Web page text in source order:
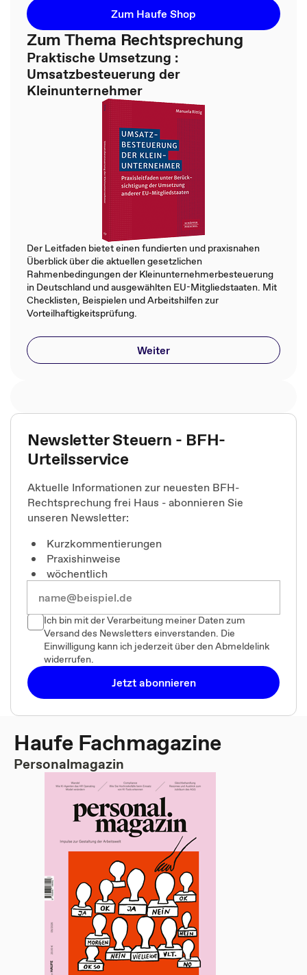
Zum Haufe Shop
Zum Thema Rechtsprechung
Praktische Umsetzung :
Umsatzbesteuerung der
Kleinunternehmer
Der Leitfaden bietet einen fundierten und praxisnahen
Überblick über die aktuellen gesetzlichen
Rahmenbedingungen der Kleinunternehmerbesteuerung
in Deutschland und ausgewählten EU-Mitgliedstaaten. Mit
Checklisten, Beispielen und Arbeitshilfen zur
Vorteilhaftigkeitsprüfung.
Weiter
Newsletter Steuern - BFH-
Urteilsservice
Aktuelle Informationen zur neuesten BFH-
Rechtsprechung frei Haus - abonnieren Sie
unseren Newsletter:
Kurzkommentierungen
Praxishinweise
wöchentlich
Ich bin mit der Verarbeitung meiner Daten zum
Versand des Newsletters einverstanden. Die
Einwilligung kann ich jederzeit über den Abmeldelink
widerrufen.
Jetzt abonnieren
Haufe Fachmagazine
Personalmagazin